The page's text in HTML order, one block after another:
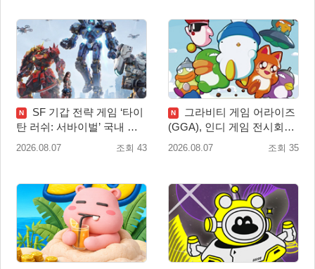
N
SF 기갑 전략 게임 ‘타이
탄 러쉬: 서바이벌’ 국내 정
식 출시
2026.08.07 조회 43
N
그라비티 게임 어라이즈
(GGA), 인디 게임 전시회
‘도쿄 게임 던전 13’ 참가!
2026.08.07 조회 35